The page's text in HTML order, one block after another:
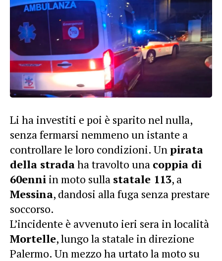
Li ha investiti e poi è sparito nel nulla,
senza fermarsi nemmeno un istante a
controllare le loro condizioni. Unpirata
della stradaha travolto una coppia di
60enni in moto sulla statale 113, a
Messina, dandosi alla fuga senza prestare
soccorso.
L’incidente è avvenuto ieri sera in località
Mortelle, lungo la statale in direzione
Palermo. Un mezzo ha urtato la moto su